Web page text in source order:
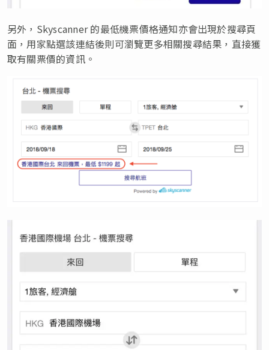
另外，Skyscanner 的最低機票價格通知亦會出現於搜尋頁
面，用家點選該連結後則可瀏覽更多相關搜尋結果，直接獲
取有關票價的資訊。